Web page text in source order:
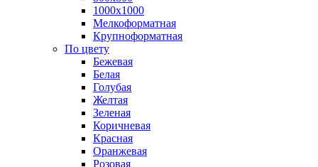
1000х1000
Мелкоформатная
Крупноформатная
По цвету
Бежевая
Белая
Голубая
Желтая
Зеленая
Коричневая
Красная
Оранжевая
Розовая